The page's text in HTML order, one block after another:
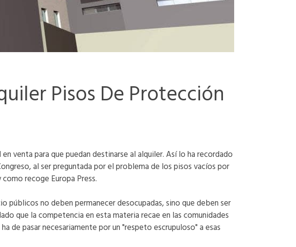
Pisos De Protección
venta para que puedan destinarse al alquiler. Así lo ha recordado
al ser preguntada por el problema de los pisos vacíos por
recoge Europa Press.
públicos no deben permanecer desocupadas, sino que deben ser
que la competencia en esta materia recae en las comunidades
de pasar necesariamente por un "respeto escrupuloso" a esas